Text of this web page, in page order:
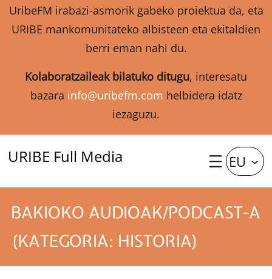
UribeFM irabazi-asmorik gabeko proiektua da, eta
URIBE mankomunitateko albisteen eta ekitaldien
berri eman nahi du.
Kolaboratzaileak bilatuko ditugu, interesatu
bazara info@uribefm.com helbidera idatz
iezaguzu.
URIBE Full Media EU
BAKIOKO AUDIOAK/PODCAST-A
(KATEGORIA: HISTORIA)